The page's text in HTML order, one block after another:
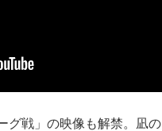
グ戦」の映像も解禁。凪